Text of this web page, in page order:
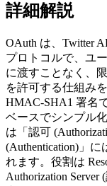
詳細解説
OAuth は、Twitter
プロトコルで、ユ
に渡すことなく、
を許可する仕組み
HMAC-SHA1 署名
ベースでシンプル
は「認可
(Authentication)」
れます。役割は
Authorization Server